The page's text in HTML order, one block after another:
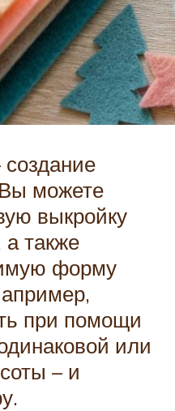
можете
выкройку
а также
форму
при помощи
или
– и